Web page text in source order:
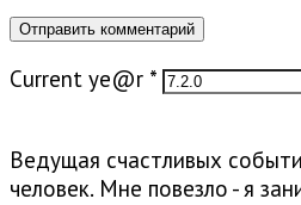
Current ye@r *
Ведущая счастливых
человек. Мне повезло - я